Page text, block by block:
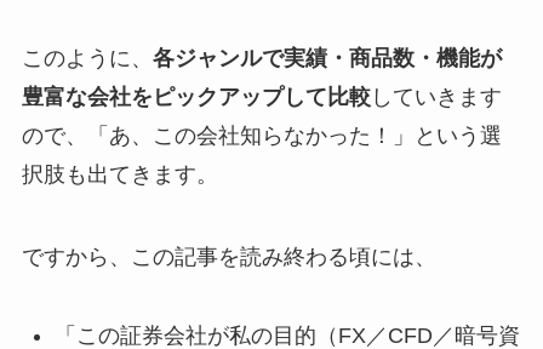
このように、 各ジャンルで実績・商品数・機能が
豊富な会社をピックアップして比較していきます
ので、「あ、この会社知らなかった！」という選
択肢も出てきます。
ですから、この記事を読み終わる頃には、
「この証券会社が私の目的（FX／CFD／暗号資